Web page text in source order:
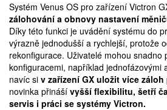
Systém Venus OS pro zařízení Victron
zálohování a obnovy nastavení
Díky této funkci je uvádění systému do
výrazně jednodušší a rychlejší, protože
rekonfigurace. Uživatelé mohou snadno
konfiguracemi, například jednofázovými
navíc si v zařízení GX uložit více záloh
novinka přináší vyšší flexibilitu, šetří
servis i práci se systémy Victron.